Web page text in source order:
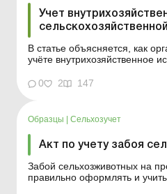
Учет
В статье объясняется, как
учёте внутрихозяйственное
– это не только
Значительная часть
цикла...
0 2 147
Образцы | Сельхозучет
Акт по учету забоя
Забой сельхозживотных на
правильно оформлять и учитывать Акт на